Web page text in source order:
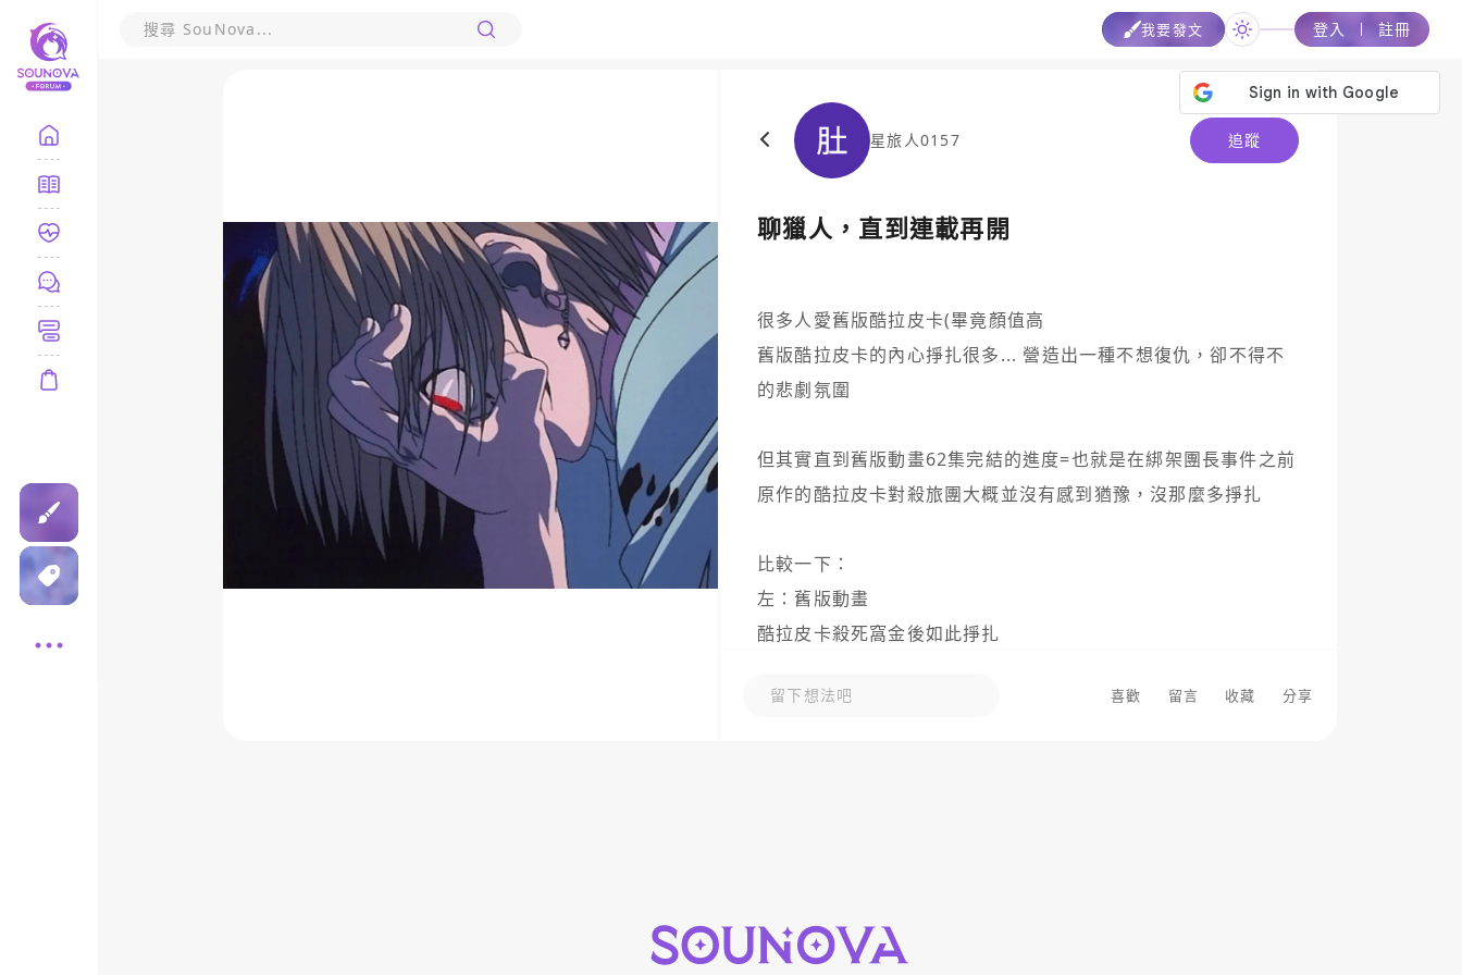
我要發文 登入 註冊
星旅人0157 追蹤
聊獵人，直到連載再開
很多人愛舊版酷拉皮卡(畢竟顏值高
舊版酷拉皮卡的內心掙扎很多... 營造出一種不想復仇，卻不得不
的悲劇氛圍
但其實直到舊版動畫62集完結的進度=也就是在綁架團長事件之前
原作的酷拉皮卡對殺旅團大概並沒有感到猶豫，沒那麼多掙扎
比較一下：
左：舊版動畫
酷拉皮卡殺死窩金後如此掙扎
看起來更像是「堅定」的表情
留下想法吧 喜歡 留言 收藏 分享